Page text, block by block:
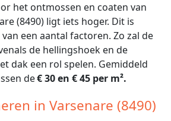
het ontmossen en coaten van
(8490) ligt iets hoger. Dit is
een aantal factoren. Zo zal de
de hellingshoek en de
dak een rol spelen. Gemiddeld
de€ 30 en € 45 per m².
in Varsenare (8490)